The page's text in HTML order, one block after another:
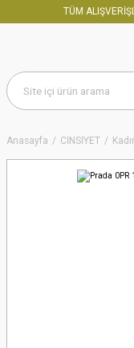
TÜM
Anasayfa CİNSİYET